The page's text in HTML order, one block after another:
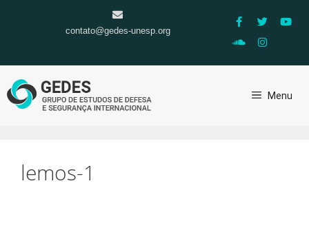
contato@gedes-unesp.org
Menu
lemos-1